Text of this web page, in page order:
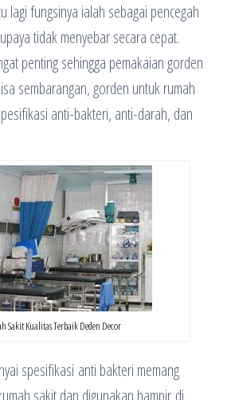
lagi fungsinya ialah sebagai pencegah
tidak menyebar secara cepat.
penting sehingga pemakaian gorden
sembarangan, gorden untuk rumah
anti-bakteri, anti-darah, dan
Sakit Kualitas Terbaik Deden Decor
spesifikasi anti bakteri memang